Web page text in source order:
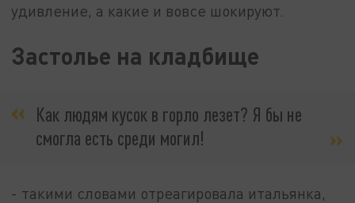
удивление, а какие и вовсе шокируют.
Застолье на кладбище
Как людям кусок в горло лезет? Я бы не
смогла есть среди могил!
- такими словами отреагировала итальянка,